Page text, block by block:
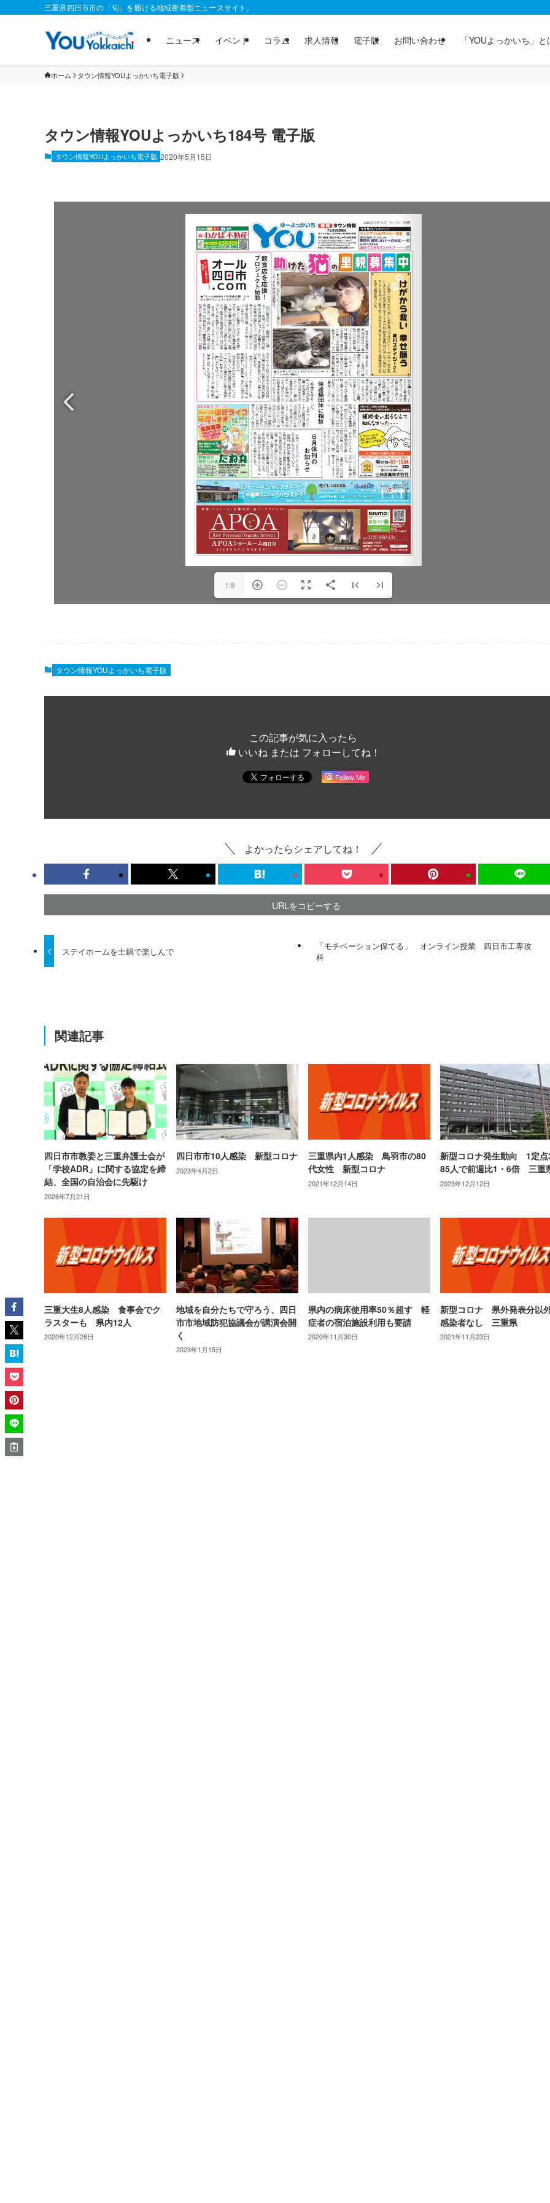
三重県四日市市の「旬」を届ける地域密着型ニュースサイト。
ニュース イベント コラム 求人情報 電子版 お問い合わせ 「YOUよっかいち」と
ホーム タウン情報YOUよっかいち電子版
タウン情報YOUよっかいち184号 電子版
タウン情報YOUよっかいち電子版 2020年5月15日
1/8
タウン情報YOUよっかいち電子版
この記事が気に入ったら
いいね または フォローしてね！
Follow Me
よかったらシェアしてね！
URLをコピーする
ステイホームを土鍋で楽しんで
「モチベーション保てる」 オンライン授業 四日市工専攻
科
関連記事
四日市市教委と三重弁護士会が
「学校ADR」に関する協定を締
結、全国の自治会に先駆け
2026年7月21日
四日市市10人感染 新型コロナ
2023年4月2日
三重県内1人感染 鳥羽市の80
代女性 新型コロナ
2021年12月14日
新型コロナ発生動向 1定点
85人で前週比1・6倍 三重
2023年12月12日
三重大生8人感染 食事会でク
ラスターも 県内12人
2020年12月28日
地域を自分たちで守ろう、四日
市市地域防犯協議会が講演会開
く
2023年1月15日
県内の病床使用率50％超す 軽
症者の宿泊施設利用も要請
2020年11月30日
新型コロナ 県外発表分以
感染者なし 三重県
2021年11月23日